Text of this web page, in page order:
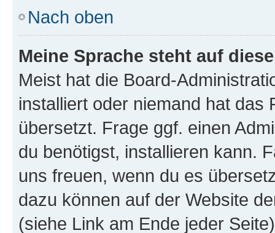
Nach oben
Meine Sprache steht auf
Meist hat die Board-
installiert oder niemand hat das
übersetzt. Frage ggf. einen
du benötigst, installieren kann.
uns freuen, wenn du es
dazu können auf der Website
(siehe Link am Ende jeder